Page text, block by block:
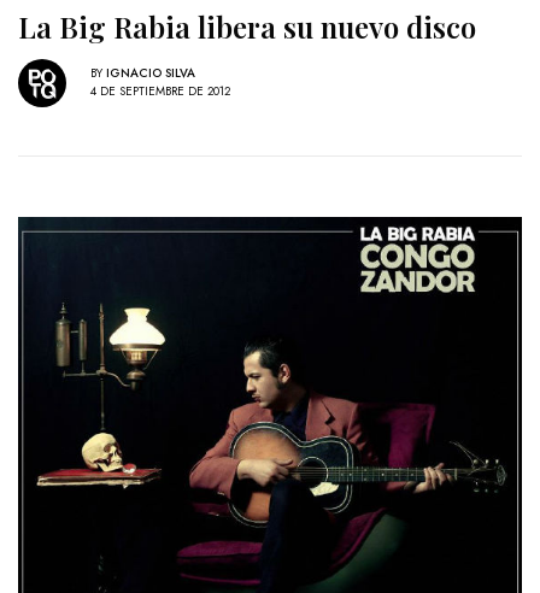
La Big Rabia libera su nuevo disco
BY IGNACIO SILVA
4 DE SEPTIEMBRE DE 2012